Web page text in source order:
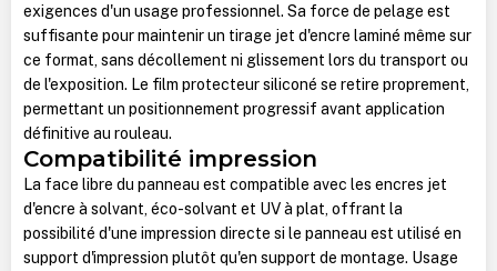
exigences d'un usage professionnel. Sa force de pelage est
suffisante pour maintenir un tirage jet d'encre laminé même sur
ce format, sans décollement ni glissement lors du transport ou
de l'exposition. Le film protecteur siliconé se retire proprement,
permettant un positionnement progressif avant application
définitive au rouleau.
Compatibilité impression
La face libre du panneau est compatible avec les encres jet
d'encre à solvant, éco-solvant et UV à plat, offrant la
possibilité d'une impression directe si le panneau est utilisé en
support d'impression plutôt qu'en support de montage. Usage